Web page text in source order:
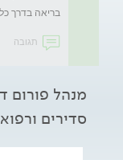
בריאה בדרך
תגובה
מנהל פורום
סדירים